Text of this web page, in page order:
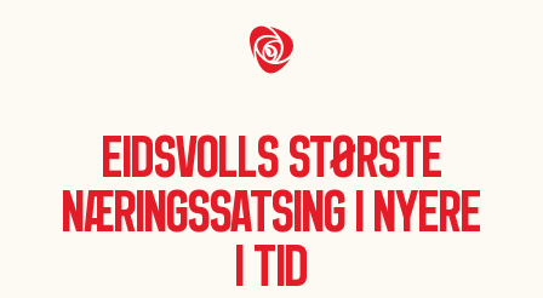
Eidsvolls største
næringssatsing i nyere
i tid